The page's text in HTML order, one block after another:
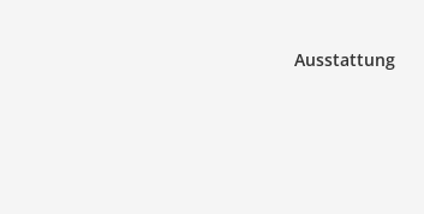
Ausstattung